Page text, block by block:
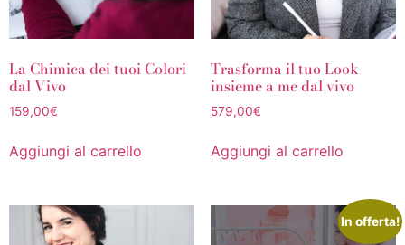
La Chimica dei tuoi Colori
dal Vivo
159,00€
Aggiungi al carrello
Trasforma il tuo Look
insieme a me dal vivo
579,00€
Aggiungi al carrello
In offerta!